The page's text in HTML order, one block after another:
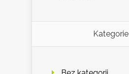
Kategorie